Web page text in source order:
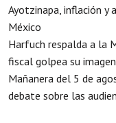
Ayotzinapa, inflación y
México
Harfuch respalda a la
fiscal golpea su imagen
Mañanera del 5 de
debate sobre las